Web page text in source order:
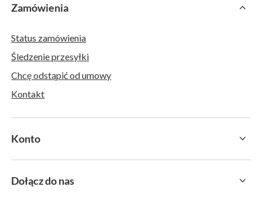
Zamówienia
Status zamówienia
Śledzenie przesyłki
Chcę odstąpić od umowy
Kontakt
Konto
Dołącz do nas